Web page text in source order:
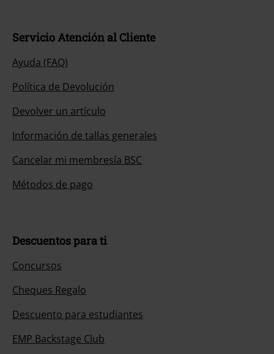
Servicio Atención al Cliente
Ayuda (FAQ)
Política de Devolución
Devolver un artículo
Información de tallas generales
Cancelar mi membresía BSC
Métodos de pago
Descuentos para ti
Concursos
Cheques Regalo
Descuento para estudiantes
EMP Backstage Club